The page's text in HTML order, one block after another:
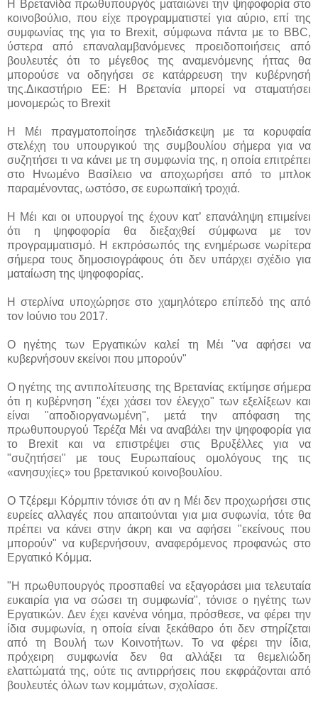
Η Βρετανίδα πρωθυπουργός ματαιώνει την ψηφοφορία στο
κοινοβούλιο, που είχε προγραμματιστεί για αύριο, επί της
συμφωνίας της για το Brexit, σύμφωνα πάντα με το BBC,
ύστερα από επαναλαμβανόμενες προειδοποιήσεις από
βουλευτές ότι το μέγεθος της αναμενόμενης ήττας θα
μπορούσε να οδηγήσει σε κατάρρευση την κυβέρνησή
της.Δικαστήριο ΕΕ: Η Βρετανία μπορεί να σταματήσει
μονομερώς το Brexit
Η Μέι πραγματοποίησε τηλεδιάσκεψη με τα κορυφαία
στελέχη του υπουργικού της συμβουλίου σήμερα για να
συζητήσει τι να κάνει με τη συμφωνία της, η οποία επιτρέπει
στο Ηνωμένο Βασίλειο να αποχωρήσει από το μπλοκ
παραμένοντας, ωστόσο, σε ευρωπαϊκή τροχιά.
Η Μέι και οι υπουργοί της έχουν κατ’ επανάληψη επιμείνει
ότι η ψηφοφορία θα διεξαχθεί σύμφωνα με τον
προγραμματισμό. Η εκπρόσωπός της ενημέρωσε νωρίτερα
σήμερα τους δημοσιογράφους ότι δεν υπάρχει σχέδιο για
ματαίωση της ψηφοφορίας.
Η στερλίνα υποχώρησε στο χαμηλότερο επίπεδό της από
τον Ιούνιο του 2017.
Ο ηγέτης των Εργατικών καλεί τη Μέι "να αφήσει να
κυβερνήσουν εκείνοι που μπορούν"
Ο ηγέτης της αντιπολίτευσης της Βρετανίας εκτίμησε σήμερα
ότι η κυβέρνηση "έχει χάσει τον έλεγχο" των εξελίξεων και
είναι "αποδιοργανωμένη", μετά την απόφαση της
πρωθυπουργού Τερέζα Μέι να αναβάλει την ψηφοφορία για
το Brexit και να επιστρέψει στις Βρυξέλλες για να
"συζητήσει" με τους Ευρωπαίους ομολόγους της τις
«ανησυχίες» του βρετανικού κοινοβουλίου.
Ο Τζέρεμι Κόρμπιν τόνισε ότι αν η Μέι δεν προχωρήσει στις
ευρείες αλλαγές που απαιτούνται για μια συφωνία, τότε θα
πρέπει να κάνει στην άκρη και να αφήσει "εκείνους που
μπορούν" να κυβερνήσουν, αναφερόμενος προφανώς στο
Εργατικό Κόμμα.
"Η πρωθυπουργός προσπαθεί να εξαγοράσει μια τελευταία
ευκαιρία για να σώσει τη συμφωνία", τόνισε ο ηγέτης των
Εργατικών. Δεν έχει κανένα νόημα, πρόσθεσε, να φέρει την
ίδια συμφωνία, η οποία είναι ξεκάθαρο ότι δεν στηρίζεται
από τη Βουλή των Κοινοτήτων. Το να φέρει την ίδια,
πρόχειρη συμφωνία δεν θα αλλάξει τα θεμελιώδη
ελαττώματά της, ούτε τις αντιρρήσεις που εκφράζονται από
βουλευτές όλων των κομμάτων, σχολίασε.